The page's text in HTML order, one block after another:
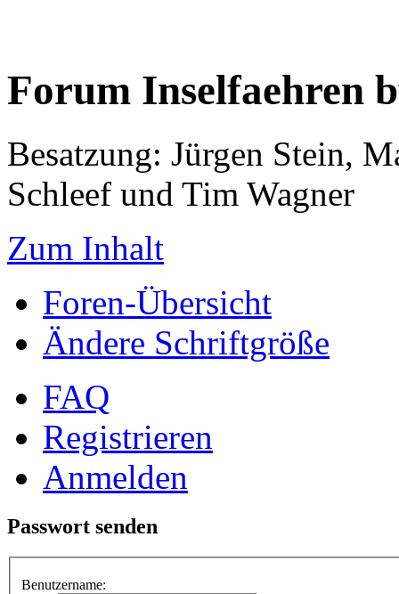
Forum Inselfaehren
Besatzung: Jürgen Stein,
Schleef und Tim Wagner
Zum Inhalt
Foren-Übersicht
Ändere Schriftgröße
FAQ
Registrieren
Anmelden
Passwort senden
Benutzername: